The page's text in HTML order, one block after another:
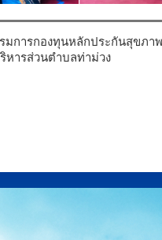
การกองทุนหลักประกันสุขภา
หารส่วนตำบลท่าม่วง